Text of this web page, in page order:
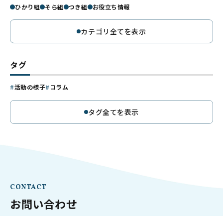
ひかり組 そら組 つき組 お役立ち情報
カテゴリ全てを表示
タグ
活動の様子 コラム
タグ全てを表示
CONTACT
お問い合わせ